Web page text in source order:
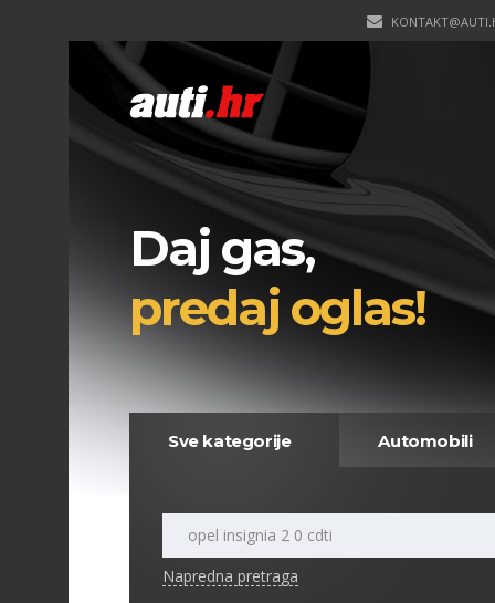
Daj gas,
predaj oglas!
Sve kategorije Automobili
Napredna pretraga